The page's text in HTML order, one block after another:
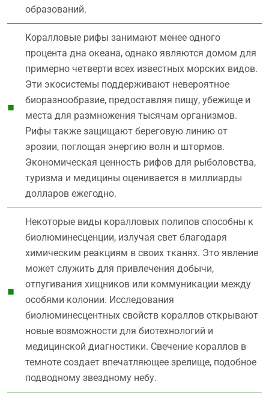
образований.
Коралловые рифы занимают менее одного
процента дна океана, однако являются домом для
примерно четверти всех известных морских видов.
Эти экосистемы поддерживают невероятное
биоразнообразие, предоставляя пищу, убежище и
места для размножения тысячам организмов.
Рифы также защищают береговую линию от
эрозии, поглощая энергию волн и штормов.
Экономическая ценность рифов для рыболовства,
туризма и медицины оценивается в миллиарды
долларов ежегодно.
Некоторые виды коралловых полипов способны к
биолюминесценции, излучая свет благодаря
химическим реакциям в своих тканях. Это явление
может служить для привлечения добычи,
отпугивания хищников или коммуникации между
особями колонии. Исследования
биолюминесцентных свойств кораллов открывают
новые возможности для биотехнологий и
медицинской диагностики. Свечение кораллов в
темноте создает впечатляющее зрелище, подобное
подводному звездному небу.